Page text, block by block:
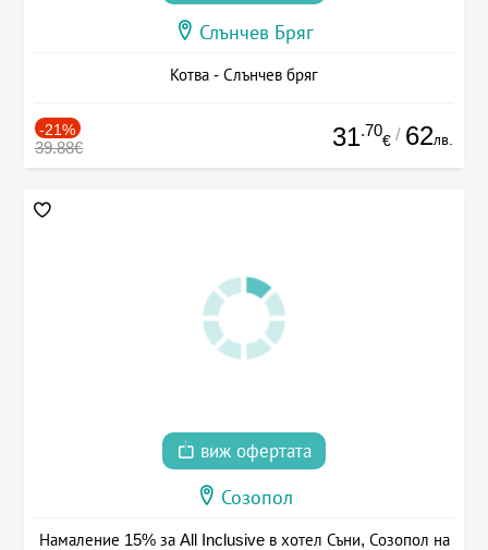
Слънчев Бряг
Котва - Слънчев бряг
-21%
39.88€ 31.70
€ / 62лв.
виж офертата
Созопол
Намаление 15% за All Inclusive в хотел Съни, Созопол на